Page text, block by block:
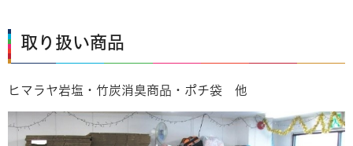
取り扱い商品
ヒマラヤ岩塩・竹炭消臭商品・ポチ袋 他